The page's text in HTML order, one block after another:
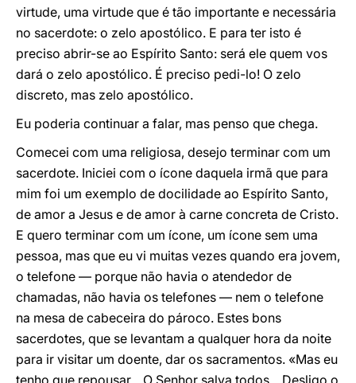
virtude, uma virtude que é tão importante e necessária
no sacerdote: o zelo apostólico. E para ter isto é
preciso abrir-se ao Espírito Santo: será ele quem vos
dará o zelo apostólico. É preciso pedi-lo! O zelo
discreto, mas zelo apostólico.
Eu poderia continuar a falar, mas penso que chega.
Comecei com uma religiosa, desejo terminar com um
sacerdote. Iniciei com o ícone daquela irmã que para
mim foi um exemplo de docilidade ao Espírito Santo,
de amor a Jesus e de amor à carne concreta de Cristo.
E quero terminar com um ícone, um ícone sem uma
pessoa, mas que eu vi muitas vezes quando era jovem,
o telefone — porque não havia o atendedor de
chamadas, não havia os telefones — nem o telefone
na mesa de cabeceira do pároco. Estes bons
sacerdotes, que se levantam a qualquer hora da noite
para ir visitar um doente, dar os sacramentos. «Mas eu
tenho que repousar... O Senhor salva todos... Desligo o